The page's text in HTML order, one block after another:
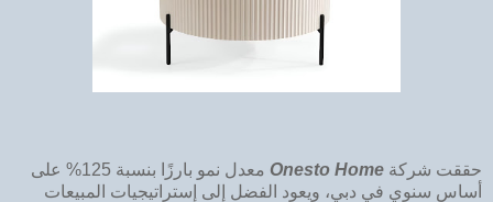
حققت شركة Onesto Home
معدل نمو بارزًا بنسبة 125% على
أساس سنوي في دبي، ويعود الفضل إلى إستراتيجيات المبيعات